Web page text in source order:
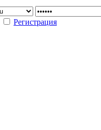
Регистрация